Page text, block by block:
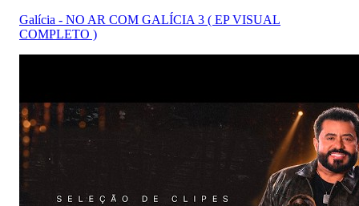
Galícia - NO AR COM GALÍCIA 3 ( EP VISUAL
COMPLETO )